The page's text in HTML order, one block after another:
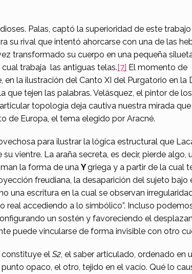
Palas, captó la superioridad de este trabajo
su rival que intentó ahorcarse con una de las
transformado su cuerpo en una pequeña
trabaja las antiguas telas.[7] El momento de
la ilustración del Canto XI del Purgatorio en la
que tejen las palabras. Velásquez, el pintor de los
topología deja cautiva nuestra mirada
de Europa, el tema elegido por Aracné.
para ilustrar la lógica estructural que
vientre. La araña secreta, es decir, pierde algo,
la forma de unaYgriega y a partir de la cual
freudiana, la desaparición del sujeto bajo
una escritura en la cual se observan
real accediendo a lo simbólico”. Incluso
un sostén y favoreciendo el
puede vincularse de forma invisible con otro
constituye elS2 , el saber articulado, ordenado en
opaco, el otro, tejido en el vacío. Qué lo